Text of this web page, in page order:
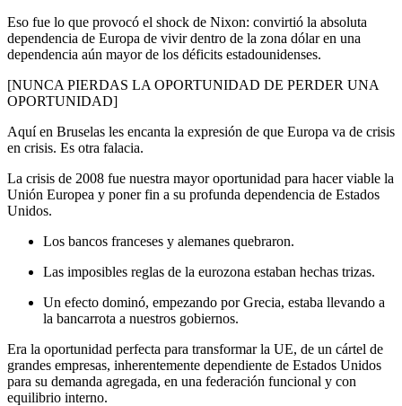
Eso fue lo que provocó el shock de Nixon: convirtió la absoluta
dependencia de Europa de vivir dentro de la zona dólar en una
dependencia aún mayor de los déficits estadounidenses.
[NUNCA PIERDAS LA OPORTUNIDAD DE PERDER UNA
OPORTUNIDAD]
Aquí en Bruselas les encanta la expresión de que Europa va de crisis
en crisis. Es otra falacia.
La crisis de 2008 fue nuestra mayor oportunidad para hacer viable la
Unión Europea y poner fin a su profunda dependencia de Estados
Unidos.
Los bancos franceses y alemanes quebraron.
Las imposibles reglas de la eurozona estaban hechas trizas.
Un efecto dominó, empezando por Grecia, estaba llevando a
la bancarrota a nuestros gobiernos.
Era la oportunidad perfecta para transformar la UE, de un cártel de
grandes empresas, inherentemente dependiente de Estados Unidos
para su demanda agregada, en una federación funcional y con
equilibrio interno.